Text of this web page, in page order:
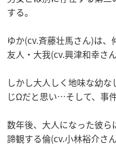
する。
ゆか(cv.斉藤壮馬さん)は
友人・大我(cv.興津和幸さ
しかし大人しく地味な幼
じΩだと思い…そして、事
数年後、大人になった彼
諦観する倫(cv.小林裕介さ